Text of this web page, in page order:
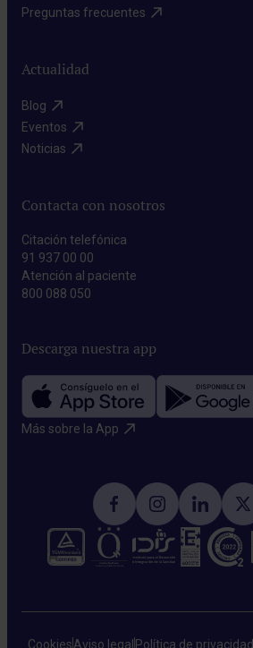
Preguntas frecuentes​
Actualidad
Blog​
Eventos​
Noticias​
Contacta con nosotros
Citación telefónica
91 937 00 00
Atención al paciente
800 088 050
Descarga nuestra app
Más sobre la App​
CookiesAviso legal Política de privacidad